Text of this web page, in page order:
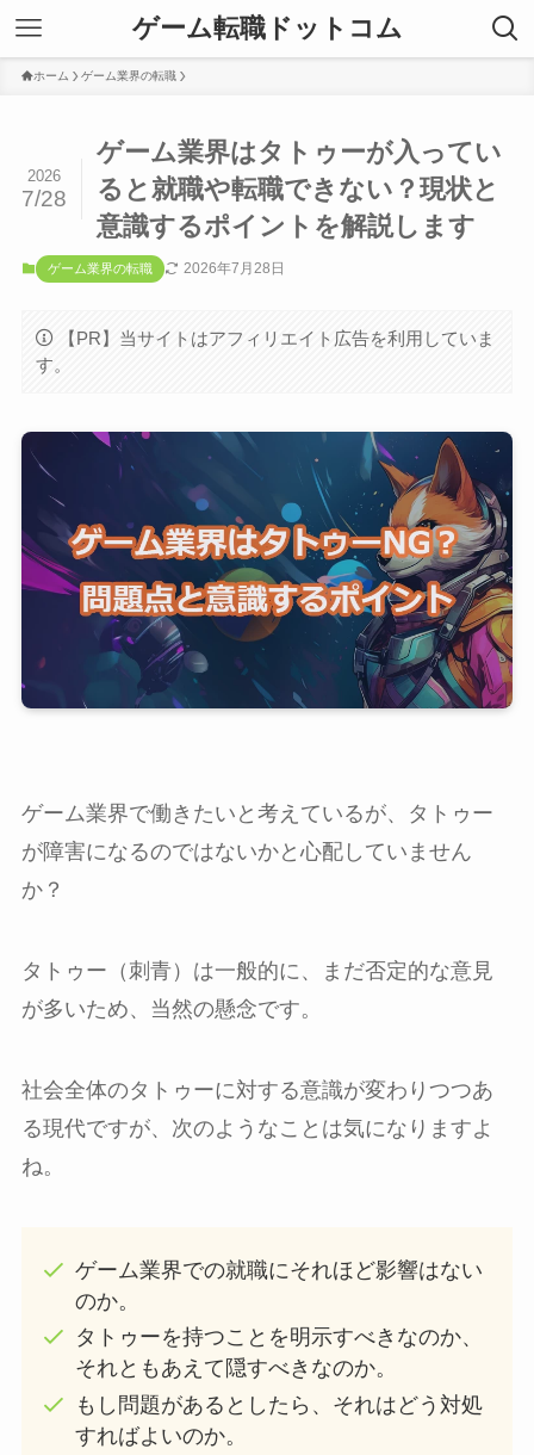
ゲーム転職ドットコム
ホーム ゲーム業界の転職
ゲーム業界はタトゥーが入ってい
ると就職や転職できない？現状と
意識するポイントを解説します
2026
7/28
ゲーム業界の転職 2026年7月28日
【PR】当サイトはアフィリエイト広告を利用していま
す。
ゲーム業界で働きたいと考えているが、タトゥー
が障害になるのではないかと心配していません
か？
タトゥー（刺青）は一般的に、まだ否定的な意見
が多いため、当然の懸念です。
社会全体のタトゥーに対する意識が変わりつつあ
る現代ですが、次のようなことは気になりますよ
ね。
ゲーム業界での就職にそれほど影響はない
のか。
タトゥーを持つことを明示すべきなのか、
それともあえて隠すべきなのか。
もし問題があるとしたら、それはどう対処
すればよいのか。